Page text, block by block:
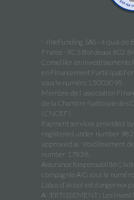
WineFunding SAS · 4 quai de
France · RCS Bordeaux 802
Conseiller en
en Financement Participatif
sous le numéro 15003095
Membre de l'association
de la Chambre Nationale des
(CNCEF)
Payment services provided
registered under number 982
approved as "établissement
number 17838.
Assurance Responsabilité
compagnie AIG sous le
L’abus d’alcool est dangereux
AVERTISSEMENT : Les